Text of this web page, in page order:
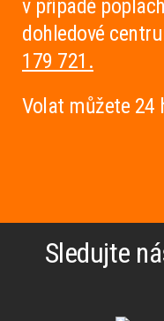
v případě
dohledové
179 721.
Volat můžete 24
Sledujte